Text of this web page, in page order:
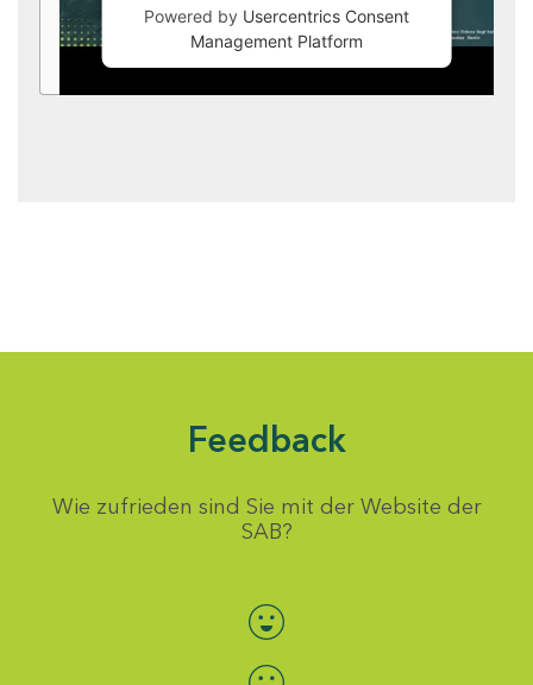
Powered by Usercentrics Consent
Management Platform
Feedback
Wie zufrieden sind Sie mit der Website der
SAB?
Bewertung auswählen